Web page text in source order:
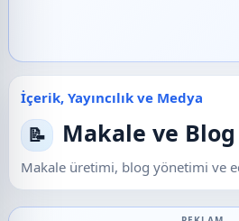
İçerik, Yayıncılık ve Medya
📝 Makale ve Blog
Makale üretimi, blog yönetimi ve